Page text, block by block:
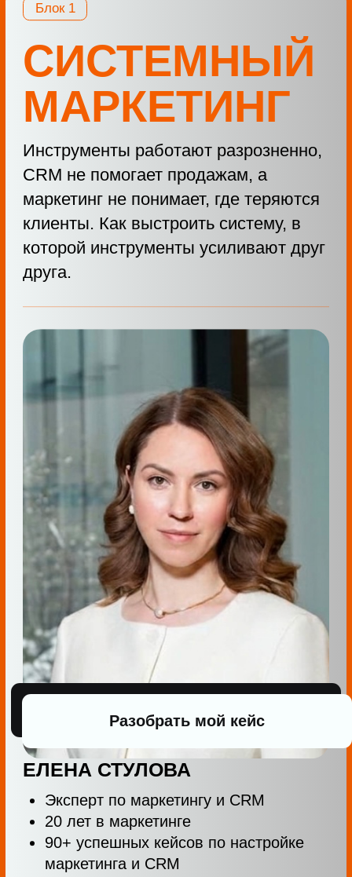
Предприниматель и маркетолог
Партнер продукта EveryDay AI
Практикующий специалист по работе
с AI технологиями
Внедрил AI-инструменты и повысил
20%
Антон расскажет:
Как AI находит реальные причины
Про персональные обучающие AI-
подсказки на экране
Про реальные кейсы и цифры: рост
конверсии 14% → 20% в отделе
Как повторить: минимальный набор
инструментов и шаги внедрения без
"космического бюджета"
Подробная схема
внедрения нейросетей в
работу вашего дилерского
центра: анализ →
персональные уроки →
подсказки в реальном
времени → рост конверсии
Блок 3
Модератор
вебинара
Проведет разбор маркетинга вашего
Выявит ключевые ошибки, поможет
составить стратегию продвижения и
подскажет, как двигаться дальше